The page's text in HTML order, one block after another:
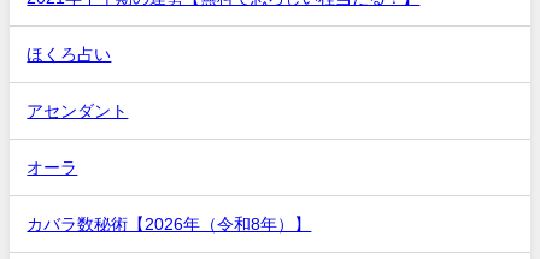
ほくろ占い
アセンダント
オーラ
カバラ数秘術【2026年（令和8年）】